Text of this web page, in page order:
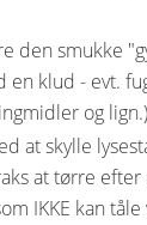
den smukke
en klud - evt.
og lign.)
at skylle
at tørre
IKKE kan